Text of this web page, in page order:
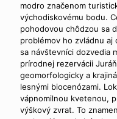
modro značenom
východiskovému bodu.
pohodovou chôdzou sa
problémov ho zvládnu aj
sa návštevníci dozvedia
prírodnej rezervácii
geomorfologicky a
lesnými biocenózami.
vápnomilnou kvetenou,
výškový zvrat. To